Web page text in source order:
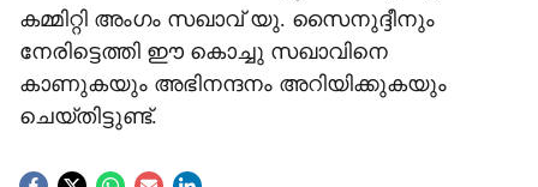
കമ്മിറ്റി അംഗം സഖാവ് യു. സൈനുദ്ദീനും
നേരിട്ടെത്തി ഈ കൊച്ചു സഖാവിനെ
കാണുകയും അഭിനന്ദനം അറിയിക്കുകയും
ചെയ്തിട്ടുണ്ട്.